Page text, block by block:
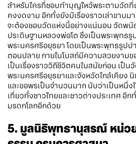
สำหรับใครที่ชอบทำบุญไหว้พระตามวัดที่
คงงดงาม อีกทั้งยังมีเรื่องราวเล่าขาน
จะต้องชอบวัดแห่งนี้อย่างแน่นอน วัดพนั
ประดิษฐานหลวงพ่อโต ซึ่งเป็นพระพุทธ
พระนครศรีอยุธยา โดยเป็นพระพุทธรูป
ตอนปลาย ภายในโบสถ์มีความสวยงาม
เป็นเรื่องราววิถีชีวิตคนในสมัยก่อน เป็
พระนครศรีอยุธยาและจังหวัดใกล้เคียง
และขอพรเป็นจำนวนมาก นับว่าเป็นหนึ่
เที่ยวทั้งชาวไทยและชาวต่างประเทศ อี
มรดกโลกอีกด้วย
5. มูลนิธิพุทธานุสรณ์ หน่ว